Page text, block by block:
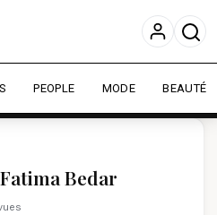
pour améliorer votre
l'audience.
En savoir plus
Personnaliser
PEOPLE MODE BEAUTÉ
Bedar